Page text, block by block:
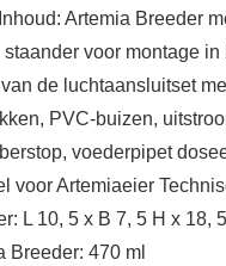
Artemia Breeder
voor montage in
de luchtaansluitset
PVC-buizen,
voederpipet
voor Artemiaeier
L 10, 5 x B 7, 5 H x 18,
Breeder: 470 ml